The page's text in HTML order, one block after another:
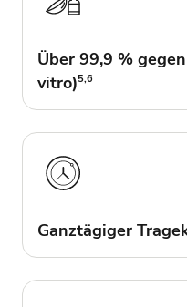
Über 99,9 %
vitro)5,6
Ganztägiger